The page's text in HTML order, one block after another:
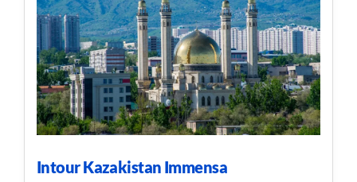
Intour Kazakistan Immensa